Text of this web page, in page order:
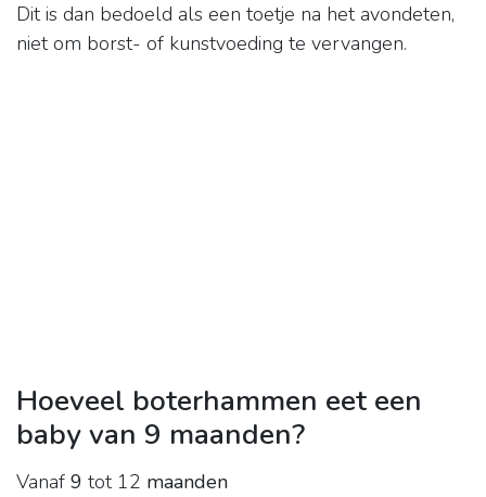
Dit is dan bedoeld als een toetje na het avondeten,
niet om borst- of kunstvoeding te vervangen.
Hoeveel boterhammen eet een
baby van 9 maanden?
Vanaf 9 tot 12 maanden